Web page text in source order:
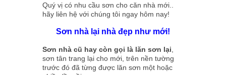
Quý vị có nhu cầu sơn cho căn nhà mới..
hãy liên hệ với chúng tôi ngay hôm nay!
Sơn nhà lại nhà đẹp như mới!
Sơn nhà cũ hay còn gọi là lăn sơn lại
sơn tân trang lại cho mới, trên nền tường
trước đó đã từng được lăn sơn một hoặc